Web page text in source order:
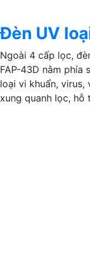
Đèn UV
Ngoài 4 cấp lọc,
FAP-43D nằm phía
loại vi khuẩn,
xung quanh lọc, hỗ